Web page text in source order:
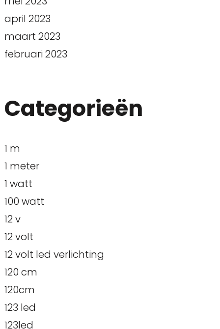
april 2023
maart 2023
februari 2023
Categorieën
1 m
1 meter
1 watt
100 watt
12 v
12 volt
12 volt led verlichting
120 cm
120cm
123 led
123led